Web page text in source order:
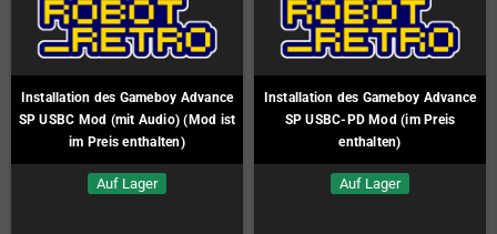
Installation des Gameboy Advance
SP USBC Mod (mit Audio) (Mod ist
im Preis enthalten)
Auf Lager
Installation des Gameboy Advance
SP USBC-PD Mod (im Preis
enthalten)
Auf Lager